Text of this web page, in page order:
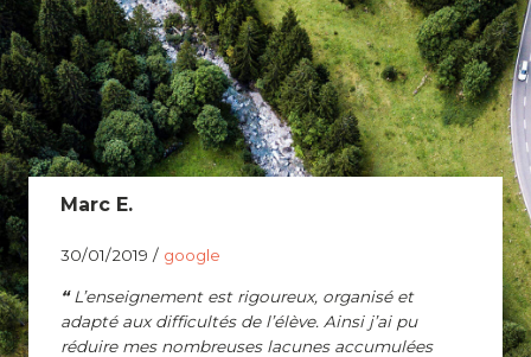
Marc E.
30/01/2019 / google
L’enseignement est rigoureux, organisé et
adapté aux difficultés de l’élève. Ainsi j’ai pu
réduire mes nombreuses lacunes accumulées